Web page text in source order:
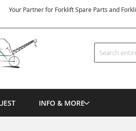
Your Partner for Forklift Spare Parts and
Search
INFO & MORE